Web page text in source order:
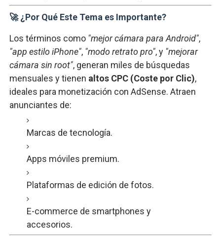
🚀 ¿Por Qué Este Tema es Importante?
Los términos como "mejorcámara para Android",
"app estiloiPhone", "modoretratopro",y "mejorar
cámara sin root", generan miles de búsquedas
mensuales ytienen altos CPC (Coste por Clic),
ideales para monetización con AdSense. Atraen
anunciantes de:
Marcas de tecnología.
Apps móviles premium.
Plataformas de edición de fotos.
E-commerce de smartphones y
accesorios.